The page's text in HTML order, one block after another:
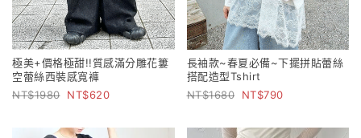
極美+價格極甜!!質感滿分雕花簍
空蕾絲西裝感寬褲
1980
620
長袖款~春夏必備~下擺拼貼蕾絲
搭配造型Tshirt
1680
790